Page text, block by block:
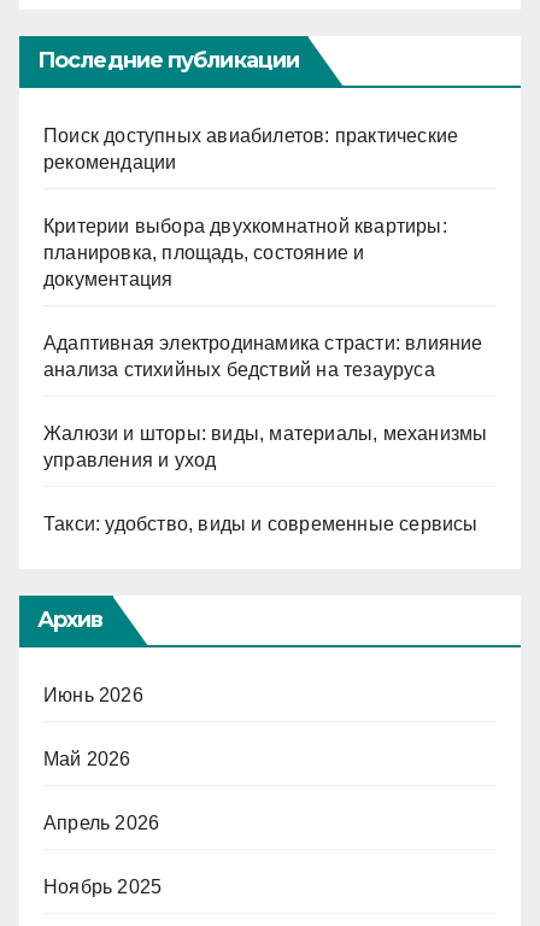
Последние публикации
Поиск доступных авиабилетов: практические
рекомендации
Критерии выбора двухкомнатной квартиры:
планировка, площадь, состояние и
документация
Адаптивная электродинамика страсти: влияние
анализа стихийных бедствий на тезауруса
Жалюзи и шторы: виды, материалы, механизмы
управления и уход
Такси: удобство, виды и современные сервисы
Архив
Июнь 2026
Май 2026
Апрель 2026
Ноябрь 2025